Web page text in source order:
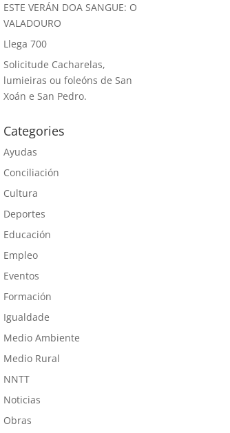
ESTE VERÁN DOA SANGUE: O
VALADOURO
Llega 700
Solicitude Cacharelas,
lumieiras ou foleóns de San
Xoán e San Pedro.
Categories
Ayudas
Conciliación
Cultura
Deportes
Educación
Empleo
Eventos
Formación
Igualdade
Medio Ambiente
Medio Rural
NNTT
Noticias
Obras